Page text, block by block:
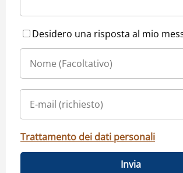
Desidero una risposta al mio
Trattamento dei dati personali
Invia